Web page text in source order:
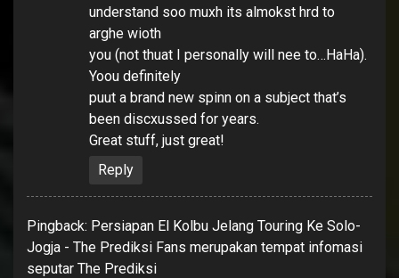
understand soo muxh its almokst hrd to
arghe wioth
you (not thuat I personally will nee to…HaHa).
Yoou definitely
puut a brand new spinn on a subject that’s
been discxussed for years.
Great stuff, just great!
Reply
Pingback: Persiapan El Kolbu Jelang Touring Ke Solo-
Jogja - The Prediksi Fans merupakan tempat infomasi
seputar The Prediksi